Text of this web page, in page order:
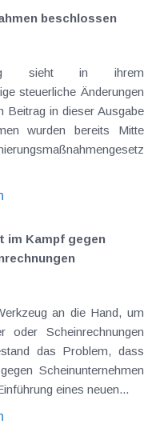
beschlossen
sieht in ihrem
steuerliche Änderungen
Beitrag in dieser Ausgabe
wurden bereits Mitte
im Kampf gegen
an die Hand, um
oder Scheinrechnungen
das Problem, dass
Scheinunternehmen
eines neuen...